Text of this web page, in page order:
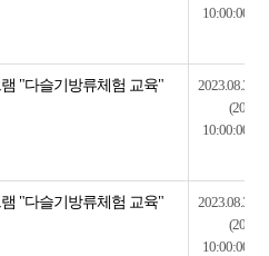
"다슬기방류체험 교육"
"다슬기방류체험 교육"